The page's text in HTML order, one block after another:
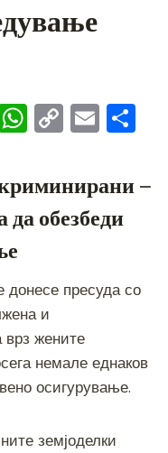
W
at
s
A
p
C
p
y
Li
k
E
ai
l
ar
–
обезбеди
донесе пресуда со
и
врз жените
немале еднаков
осигурување.
земјоделки